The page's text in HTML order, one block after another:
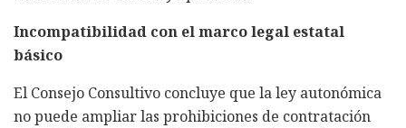
Incompatibilidad con el marco legal estatal
básico
El Consejo Consultivo concluye que la ley autonómica
no puede ampliar las prohibiciones de contratación